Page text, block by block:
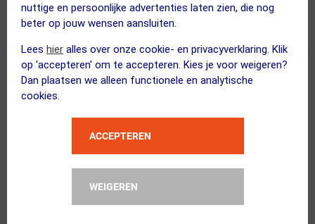
nuttige en persoonlijke advertenties laten zien, die nog
beter op jouw wensen aansluiten.
Lees hier alles over onze cookie- en privacyverklaring. Klik
op 'accepteren' om te accepteren. Kies je voor weigeren?
Dan plaatsen we alleen functionele en analytische
cookies.
ACCEPTEREN
WEIGEREN
Ik adviseer andere klanten hun gebruikelijke maat te kiezen
erg fijn shirt
ritsje had langer gemogen